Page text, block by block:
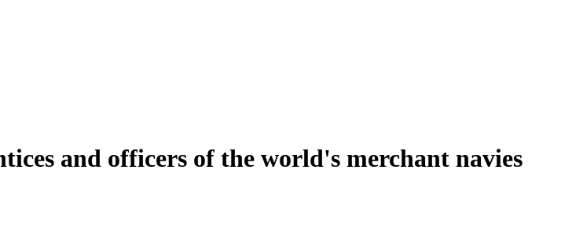
and officers of the world's merchant navies